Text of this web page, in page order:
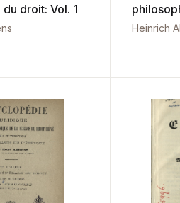
droit: Vol. 1
Heinrich